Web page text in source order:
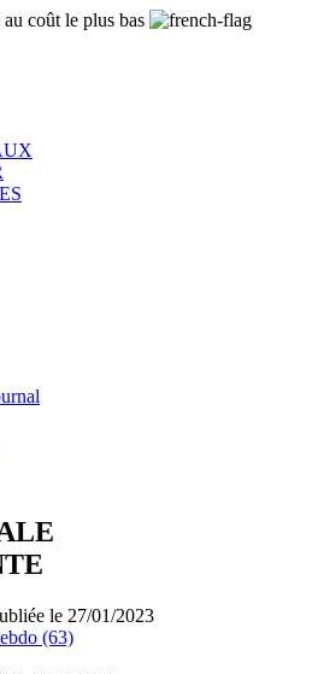
coût le plus bas
le 27/01/2023
(63)